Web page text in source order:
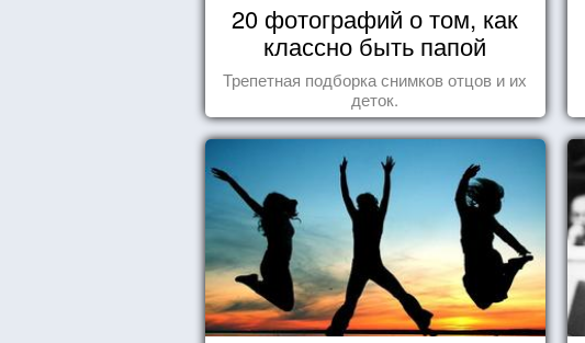
20 фотографий о том, как
классно быть папой
Трепетная подборка снимков отцов и их
деток.